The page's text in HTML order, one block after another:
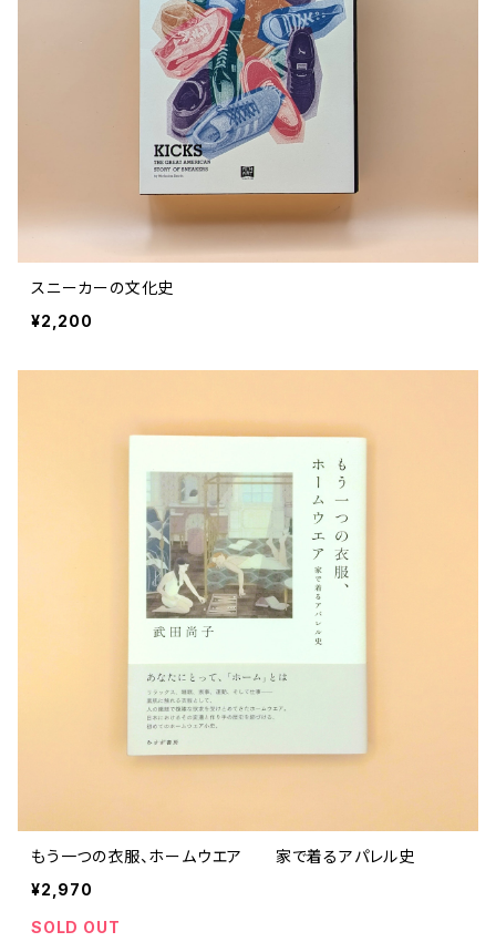
スニーカーの文化史
¥2,200
もう一つの衣服、ホームウエア 家で着るアパレル史
¥2,970
SOLD OUT